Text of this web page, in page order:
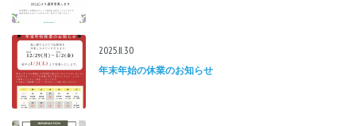
2025.11.30
年末年始の休業のお知らせ